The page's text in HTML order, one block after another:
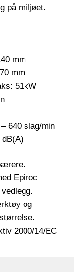
på miljøet.
mm
mm
51kW
640 slag/min
dB(A)
Epiroc
og
2000/14/EC